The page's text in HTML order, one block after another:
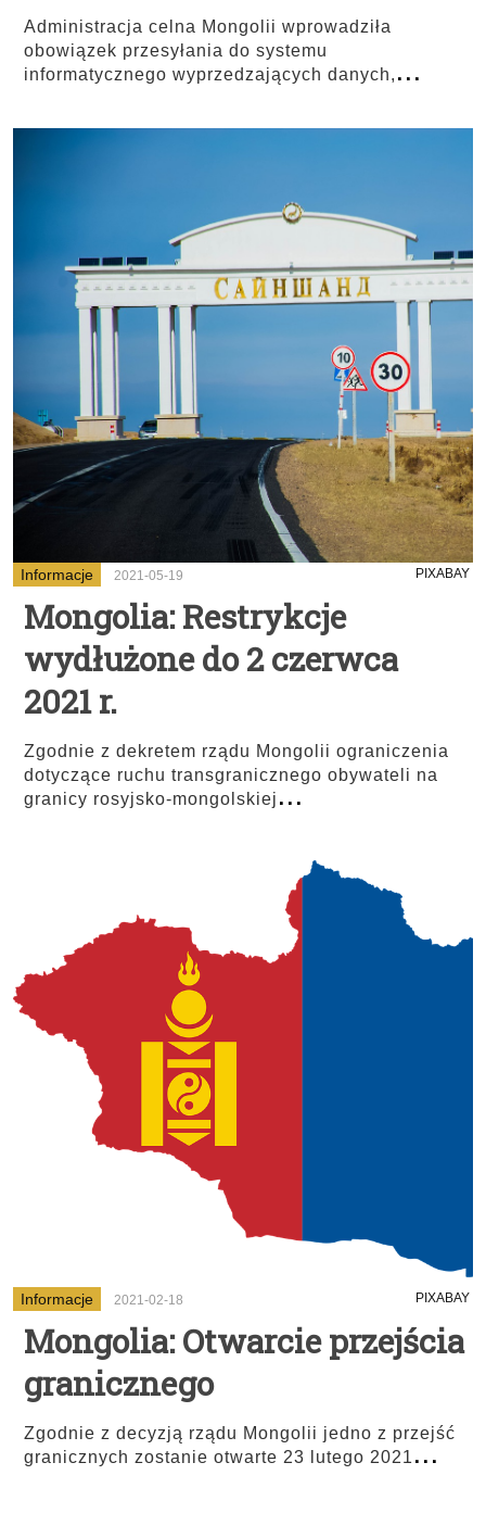
Administracja celna Mongolii wprowadziła
obowiązek przesyłania do systemu
informatycznego wyprzedzających danych, ...
Informacje 2021-05-19 PIXABAY
Mongolia: Restrykcje
wydłużone do 2 czerwca
2021 r.
Zgodnie z dekretem rządu Mongolii ograniczenia
dotyczące ruchu transgranicznego obywateli na
granicy rosyjsko-mongolskiej ...
Informacje 2021-02-18 PIXABAY
Mongolia: Otwarcie przejścia
granicznego
Zgodnie z decyzją rządu Mongolii jedno z przejść
granicznych zostanie otwarte 23 lutego 2021...